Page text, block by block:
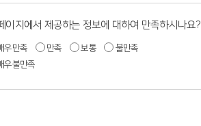
이지에서 제공하는 정보에 대하여 만족하시나요?
우만족 만족 보통
불만족
우불만족